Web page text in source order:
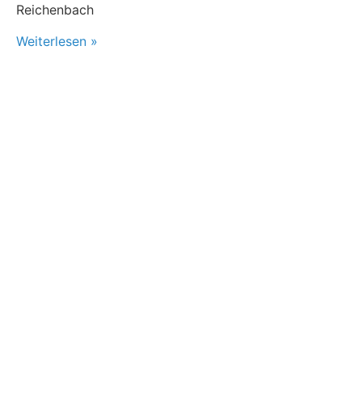
Reichenbach
Weiterlesen »